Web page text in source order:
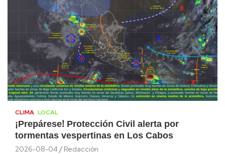
CLIMA LOCAL
¡Prepárese! Protección Civil alerta por
tormentas vespertinas en Los Cabos
2026-08-04 Redacción